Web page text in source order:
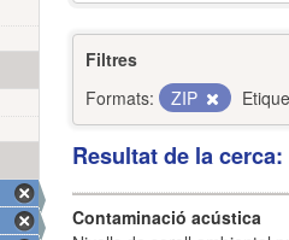
Filtres
Formats:
ZIP
Resultat de la
Contaminació acústica